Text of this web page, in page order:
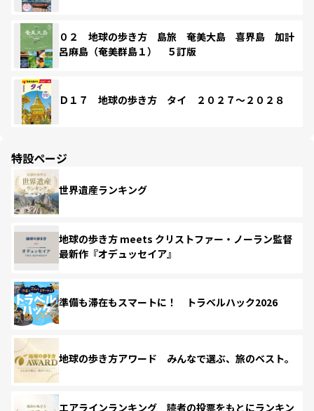
０２ 地球の歩き方 島旅 奄美大島 喜界島 加計
呂麻島（奄美群島１） ５訂版
Ｄ１７ 地球の歩き方 タイ ２０２７～２０２８
特設ページ
世界遺産ランキング
地球の歩き方 meets クリストファー・ノーラン監督
最新作『オデュッセイア』
準備も滞在もスマートに！ トラベルハック2026
地球の歩き方アワード みんなで選ぶ、旅のベスト。
エアラインランキング 読者の投票をもとにランキン